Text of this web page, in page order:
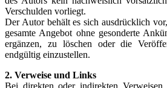
Verschulden vorliegt.
Der Autor behält es sich ausdrücklich
gesamte Angebot ohne gesonderte
ergänzen, zu löschen oder die
endgültig einzustellen.
2. Verweise und Links
Bei direkten oder indirekten Verweisen